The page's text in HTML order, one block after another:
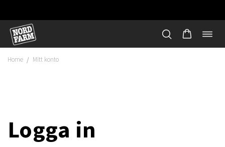
Hoppa
innehåll
Home / Mitt konto
Logga in